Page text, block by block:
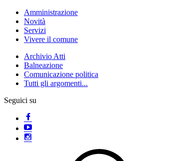
Amministrazione
Novità
Servizi
Vivere il comune
Archivio Atti
Balneazione
Comunicazione politica
Tutti gli argomenti...
Seguici su